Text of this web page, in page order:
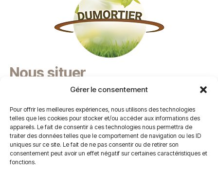
Gérer le consentement
Pour offrir les meilleures expériences, nous utilisons des technologies
telles que les cookies pour stocker et/ou accéder aux informations des
appareils. Le fait de consentir à ces technologies nous permettra de
traiter des données telles que le comportement de navigation ou les ID
uniques sur ce site. Le fait de ne pas consentir ou de retirer son
consentement peut avoir un effet négatif sur certaines caractéristiques et
fonctions.
Nous situer
9 chemin des Frères Lumière 42110 Feurs
Certifications
La société Dumortier est labéllisée RGE et agréée
sur la pose de Velux.
Vous avez un projet ?